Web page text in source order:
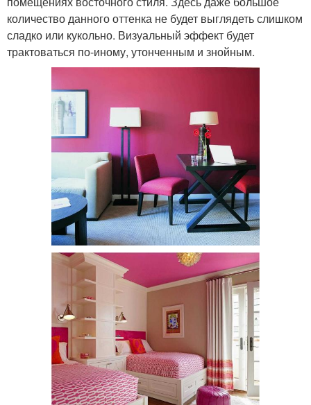
количество данного оттенка не будет выглядеть слишком
сладко или кукольно. Визуальный эффект будет
трактоваться по-иному, утонченным и знойным.